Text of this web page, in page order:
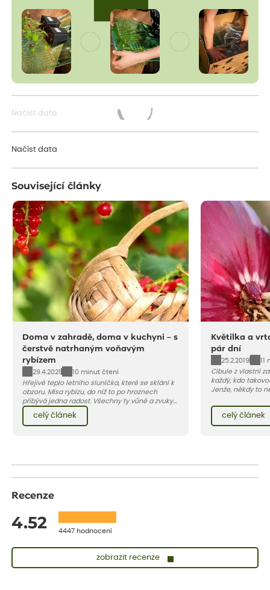
Načíst data
Načíst data
Související články
Doma v zahradě, doma v kuchyni – s
čerstvě natrhaným voňavým
rybízem
29.4.2021
10 minut čtení
Hřejivé teplo letního sluníčka, které se sklání k
obzoru. Mísa rybízu, do níž to po hroznech
přibývá jedna radost. Všechny ty vůně a zvuky
červencové zahrady. Sklizeň rybízu do kuchyně
vnese neuvěřitelný klid a radost. A taky trochu
bezstarostnosti dětství při mlsání babiččina
celý článek
Květilka a
pár dní
25.2.2019
11
Cibule z vlastní
každý, kdo
Jenže, někdy to
napadají larvy
květilky cibulové
celý článek
Recenze
4.52 4447 hodnocení
zobrazit recenze